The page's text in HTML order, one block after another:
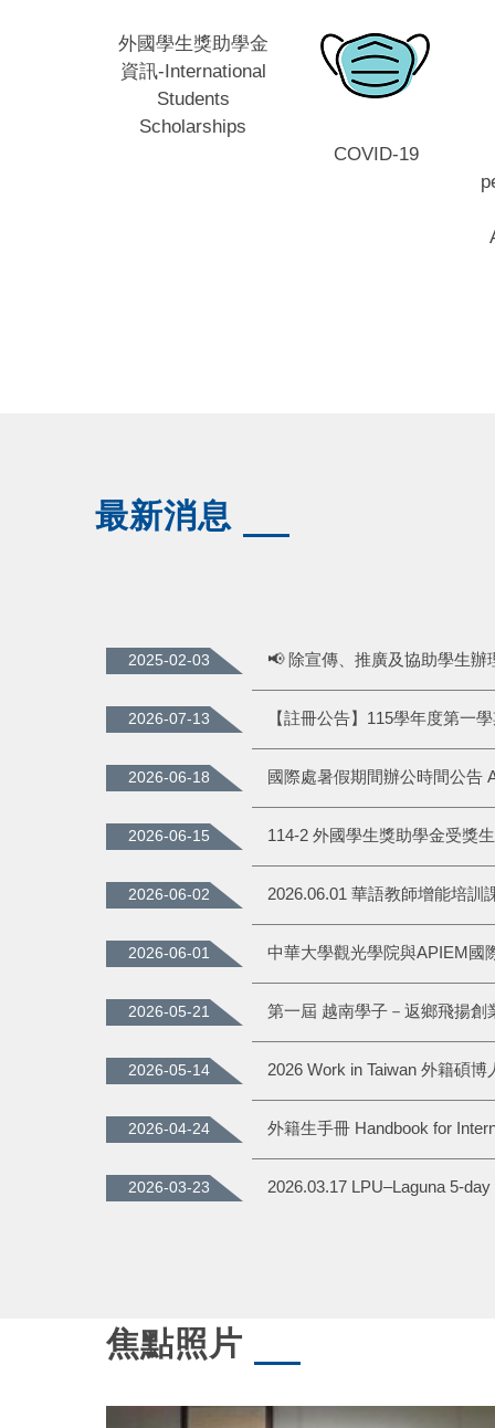
外國學生獎助學金
資訊-International
Students
Scholarships
COVID-19
最新消息
2025-02-03
2026-07-13
2026-06-18
2026-06-15
2026-06-02 2026.06.01 華語教師增能培訓
2026-06-01
2026-05-21 第一屆 越南學子－返鄉飛揚創
2026-05-14 2026 Work in Taiwan 外籍碩
2026-04-24
2026-03-23
焦點照片